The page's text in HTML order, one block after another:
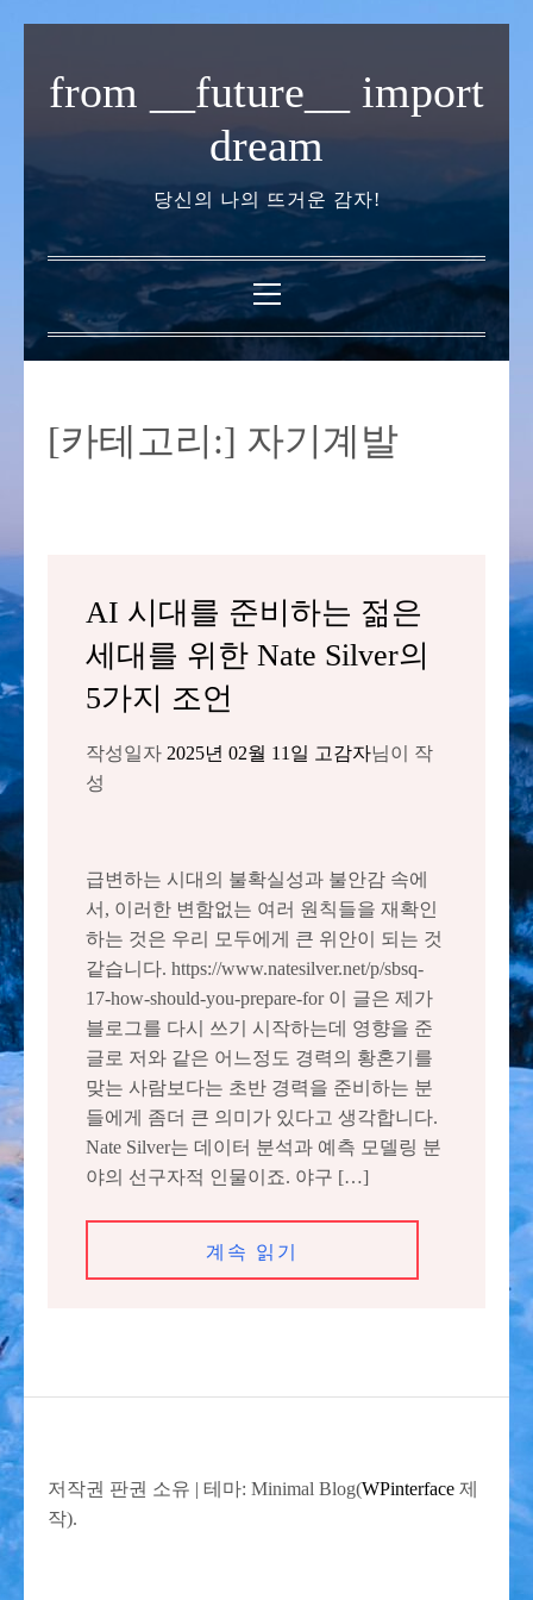
기
from __future__ import
dream
당신의 나의 뜨거운 감자!
기
본
메
뉴
[카테고리:] 자기계발
AI 시대를 준비하는 젊은
세대를 위한 Nate Silver의
5가지 조언
작성일자 2025년 02월 11일 고감자님이 작
성
급변하는 시대의 불확실성과 불안감 속에
서, 이러한 변함없는 여러 원칙들을 재확인
하는 것은 우리 모두에게 큰 위안이 되는 것
같습니다. https://www.natesilver.net/p/sbsq-
17-how-should-you-prepare-for 이 글은 제가
블로그를 다시 쓰기 시작하는데 영향을 준
글로 저와 같은 어느정도 경력의 황혼기를
맞는 사람보다는 초반 경력을 준비하는 분
들에게 좀더 큰 의미가 있다고 생각합니다.
Nate Silver는 데이터 분석과 예측 모델링 분
야의 선구자적 인물이죠. 야구 […]
계속 읽기
저작권 판권 소유 | 테마: Minimal Blog(WPinterface 제
작).